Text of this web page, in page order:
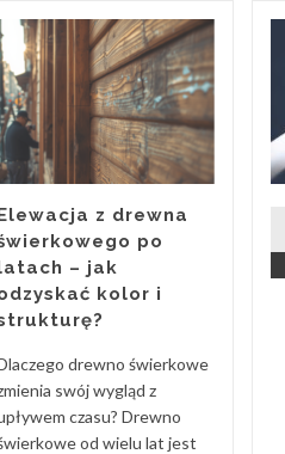
z drewna
po
– jak
kolor i
drewno świerkowe
swój wygląd z
czasu? Drewno
od wielu lat jest